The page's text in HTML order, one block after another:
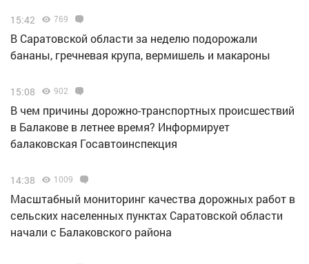
15:42 769
В Саратовской области за неделю подорожали
бананы, гречневая крупа, вермишель и макароны
15:08 902
В чем причины дорожно-транспортных происшествий
в Балакове в летнее время? Информирует
балаковская Госавтоинспекция
14:38 1009
Масштабный мониторинг качества дорожных работ в
сельских населенных пунктах Саратовской области
начали с Балаковского района